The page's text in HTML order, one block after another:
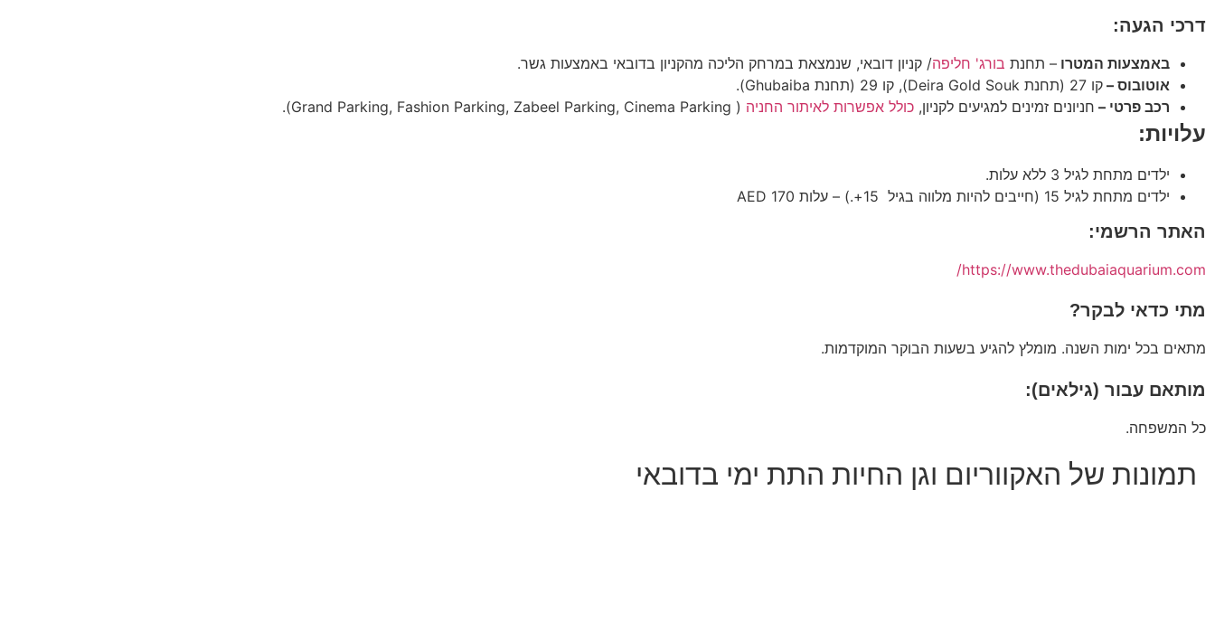
דרכי הגעה:
באמצעות המטרו – תחנת בורג' חליפה/ קניון דובאי, שנמצאת במרחק הליכה מהקניון בדובאי באמצעות גשר.
אוטובוס – קו 27 (תחנת Deira Gold Souk), קו 29 (תחנת Ghubaiba).
רכב פרטי – חניונים זמינים למגיעים לקניון, כולל אפשרות לאיתור החניה ( Grand Parking, Fashion Parking, Zabeel Parking, Cinema Parking).
עלויות:
ילדים מתחת לגיל 3 ללא עלות.
ילדים מתחת לגיל 15 (חייבים להיות מלווה בגיל 15+.) – עלות 170 AED
האתר הרשמי:
https://www.thedubaiaquarium.com/
מתי כדאי לבקר?
מתאים בכל ימות השנה. מומלץ להגיע בשעות הבוקר המוקדמות.
מותאם עבור (גילאים):
כל המשפחה.
תמונות של האקווריום וגן החיות התת ימי בדובאי